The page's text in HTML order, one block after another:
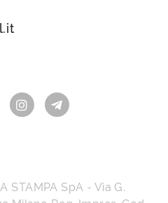
STAMPA SpA - Via G.